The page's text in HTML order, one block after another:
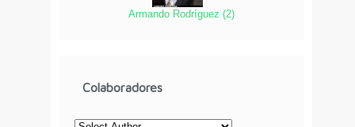
Armando Rodríguez (2)
Colaboradores